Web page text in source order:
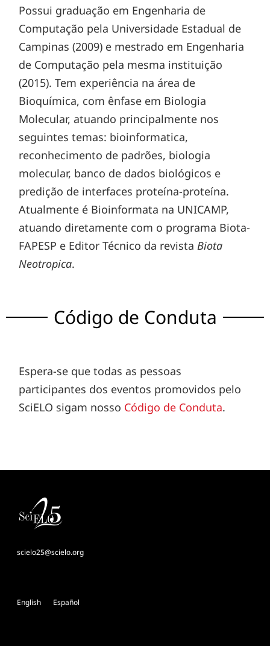
Possui graduação em Engenharia de
Computação pela Universidade Estadual de
Campinas (2009) e mestrado em Engenharia
de Computação pela mesma instituição
(2015). Tem experiência na área de
Bioquímica, com ênfase em Biologia
Molecular, atuando principalmente nos
seguintes temas: bioinformatica,
reconhecimento de padrões, biologia
molecular, banco de dados biológicos e
predição de interfaces proteína-proteína.
Atualmente é Bioinformata na UNICAMP,
atuando diretamente com o programa Biota-
FAPESP e Editor Técnico da revista Biota
Neotropica.
Código de Conduta
Espera-se que todas as pessoas
participantes dos eventos promovidos pelo
SciELO sigam nosso Código de Conduta.
scielo25@scielo.org
English Español